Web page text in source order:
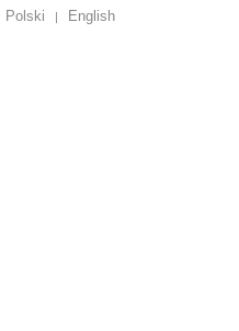
Polski | English